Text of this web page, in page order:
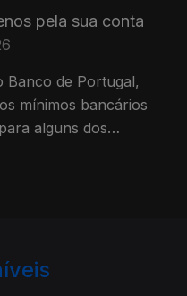
pela sua conta
Banco de Portugal,
mínimos bancários
alguns dos